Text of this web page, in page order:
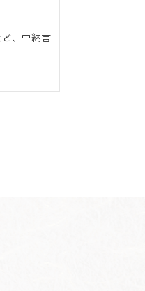
、中納言